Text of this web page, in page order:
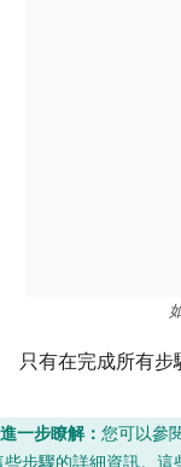
只有在完成所有步
進一步瞭解： 您可以參
步驟的詳細資訊。 這